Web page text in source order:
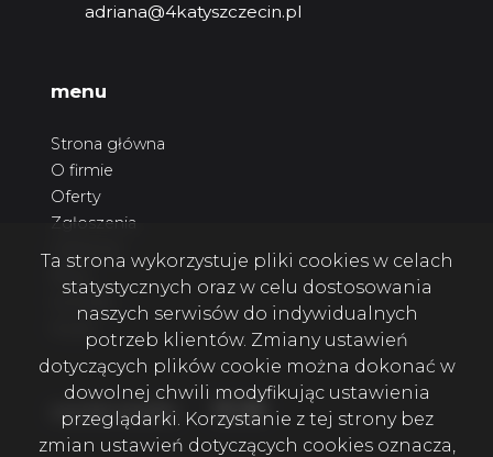
adriana@4katyszczecin.pl
menu
Strona główna
O firmie
Oferty
Zgłoszenia
Kontakt
social media Facebook
Facebook
Facebook
Ta strona wykorzystuje pliki cookies w celach
statystycznych oraz w celu dostosowania
naszych serwisów do indywidualnych
potrzeb klientów. Zmiany ustawień
dotyczących plików cookie można dokonać w
dowolnej chwili modyfikując ustawienia
przeglądarki. Korzystanie z tej strony bez
zmian ustawień dotyczących cookies oznacza,